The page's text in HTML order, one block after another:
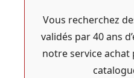
Vous recherchez
validés par 40 ans
notre service